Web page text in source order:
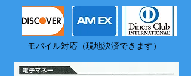
モバイル対応（現地決済できます）